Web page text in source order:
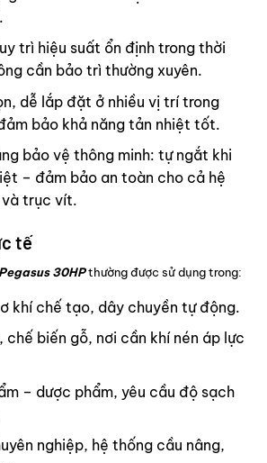
trì hiệu suất ổn định trong thời
cần bảo trì thường xuyên.
dễ lắp đặt ở nhiều vị trí trong
bảo khả năng tản nhiệt tốt.
bảo vệ thông minh: tự ngắt khi
– đảm bảo an toàn cho cả hệ
trục vít.
tế
30HPthường được sử dụng trong:
khí chế tạo, dây chuyền tự động.
chế biến gỗ, nơi cần khí nén áp lực
– dược phẩm, yêu cầu độ sạch
nghiệp, hệ thống cầu nâng,